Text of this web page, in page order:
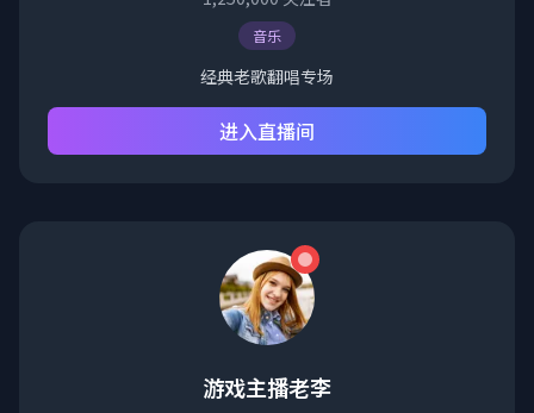
音乐
经典老歌翻唱专场
进入直播间
游戏主播老李